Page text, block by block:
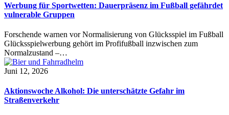
Werbung für Sportwetten: Dauerpräsenz im Fußball gefährdet
vulnerable Gruppen
Forschende warnen vor Normalisierung von Glücksspiel im Fußball
Glücksspielwerbung gehört im Profifußball inzwischen zum
Normalzustand –…
Juni 12, 2026
Aktionswoche Alkohol: Die unterschätzte Gefahr im
Straßenverkehr